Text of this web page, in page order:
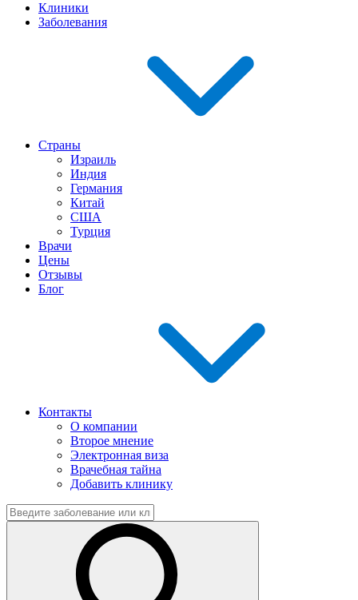
Клиники
Заболевания
Страны
Израиль
Индия
Германия
Китай
США
Турция
Врачи
Цены
Отзывы
Блог
Контакты
О компании
Второе мнение
Электронная виза
Врачебная тайна
Добавить клинику